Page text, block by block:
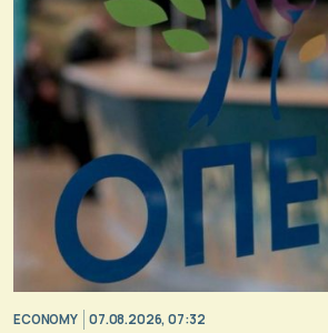
ECONOMY 07.08.2026, 07:32